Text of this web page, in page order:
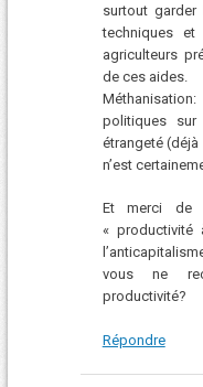
surtout
techniques
agriculteurs
de ces aides.
politiques
étrangeté
n’est
Et merci de
« productivité
vous ne
productivité?
Répondre